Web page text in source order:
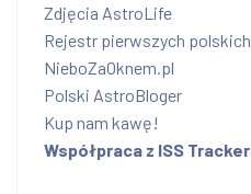
Zdjęcia AstroLife
Rejestr pierwszych
NieboZaOknem.pl
Polski AstroBloger
Kup nam kawę!
Współpraca z ISS Tracker